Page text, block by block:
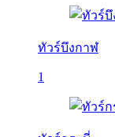
ทัวร์บึงกาฬ
1